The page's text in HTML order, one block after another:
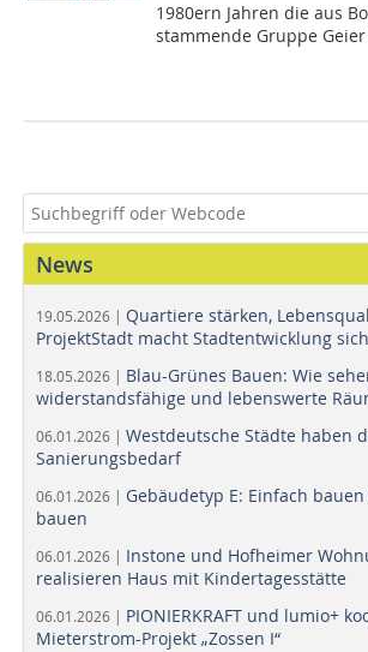
1980ern Jahren die aus
stammende Gruppe Geier
News
19.05.2026 | Quartiere stärken,
ProjektStadt macht Stadtentwicklung
18.05.2026 | Blau-Grünes Bauen: Wie
widerstandsfähige und lebenswerte
06.01.2026 | Westdeutsche Städte haben
Sanierungsbedarf
06.01.2026 | Gebäudetyp E: Einfach
bauen
06.01.2026 | Instone und Hofheimer
realisieren Haus mit Kindertagesstätte
06.01.2026 | PIONIERKRAFT und lumio+
Mieterstrom-Projekt „Zossen I“